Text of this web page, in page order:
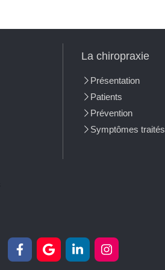
La chiropraxie
Présentation
Patients
Prévention
Symptômes traités